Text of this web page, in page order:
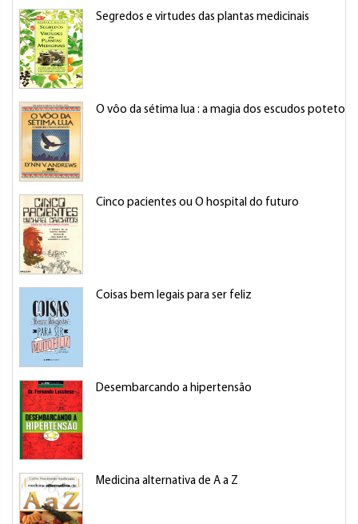
Segredos e virtudes das plantas medicinais
O vôo da sétima lua : a magia dos escudos
Cinco pacientes ou O hospital do futuro
Coisas bem legais para ser feliz
Desembarcando a hipertensão
Medicina alternativa de A a Z